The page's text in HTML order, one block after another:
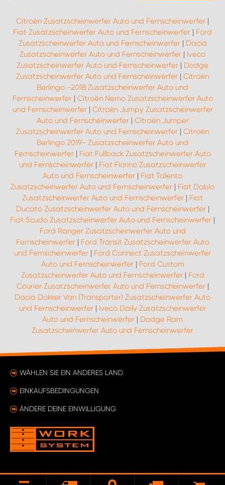
Citroën Zusatzscheinwerfer Auto und Fernscheinwerfer |
Fiat Zusatzscheinwerfer Auto und Fernscheinwerfer | Ford
Zusatzscheinwerfer Auto und Fernscheinwerfer| Dacia
Zusatzscheinwerfer Auto und Fernscheinwerfer | Iveco
Zusatzscheinwerfer Auto und Fernscheinwerfer | Dodge
Zusatzscheinwerfer Auto und Fernscheinwerfer | Citroën
Berlingo -2018 Zusatzscheinwerfer Auto und
Fernscheinwerfer| Citroën Nemo Zusatzscheinwerfer Auto
und Fernscheinwerfer| Citroën Jumpy Zusatzscheinwerfer
Auto und Fernscheinwerfer| Citroën Jumper
Zusatzscheinwerfer Auto und Fernscheinwerfer | Citroën
Berlingo 2019- Zusatzscheinwerfer Auto und
Fernscheinwerfer| Fiat Fullback Zusatzscheinwerfer Auto
und Fernscheinwerfer| Fiat Fiorino Zusatzscheinwerfer
Auto und Fernscheinwerfer | Fiat Talento
Zusatzscheinwerfer Auto und Fernscheinwerfer | Fiat Doblo
Zusatzscheinwerfer Auto und Fernscheinwerfer | Fiat
Ducato Zusatzscheinwerfer Auto und Fernscheinwerfer|
Fiat Scudo Zusatzscheinwerfer Auto und Fernscheinwerfer |
Ford Ranger Zusatzscheinwerfer Auto und
Fernscheinwerfer| Ford Transit Zusatzscheinwerfer Auto
und Fernscheinwerfer | Ford Connect Zusatzscheinwerfer
Auto und Fernscheinwerfer| Ford Custom
Zusatzscheinwerfer Auto und Fernscheinwerfer| Ford
Courier Zusatzscheinwerfer Auto und Fernscheinwerfer|
Dacia Dokker Van (Transporter) Zusatzscheinwerfer Auto
und Fernscheinwerfer| Iveco Daily Zusatzscheinwerfer
Auto und Fernscheinwerfer | Dodge Ram
Zusatzscheinwerfer Auto und Fernscheinwerfer
WÄHLEN SIE EIN ANDERES LAND
EINKAUFSBEDINGUNGEN
ÄNDERE DEINE EINWILLIGUNG